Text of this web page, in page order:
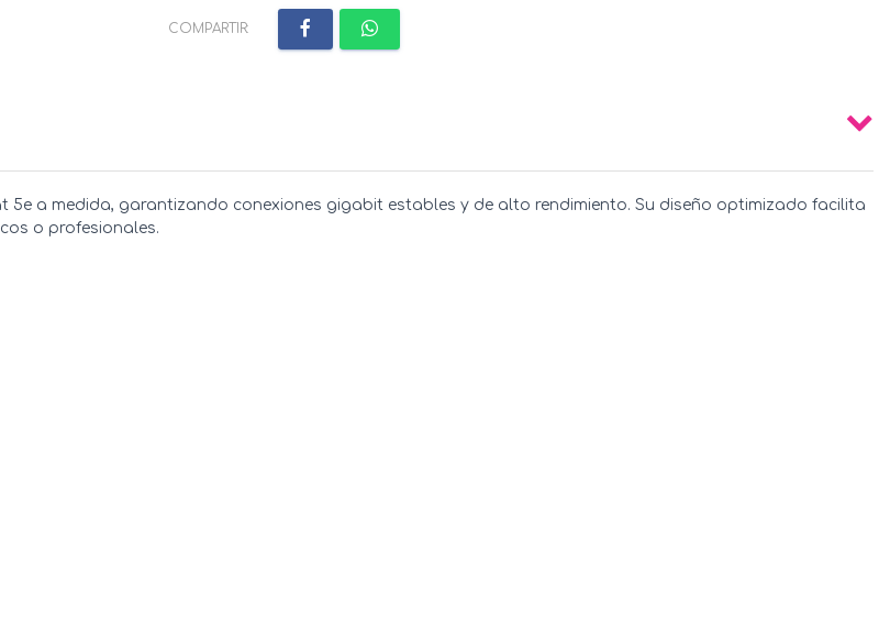
COMPARTIR:
5e a medida, garantizando conexiones gigabit estables y de alto rendimiento. Su diseño optimizado facilita
o profesionales.